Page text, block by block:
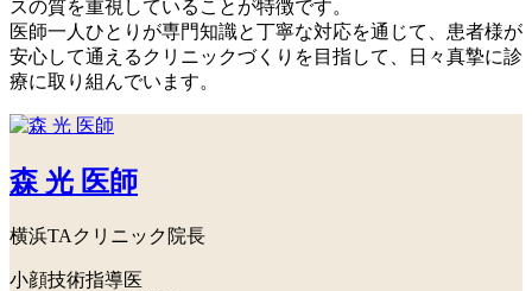
スの質を重視 していることが特徴です。
医師一人ひとりが専門知識と丁寧な対応を通じて、 患者様が
安心して通えるクリニックづくり を目指して、日々真摯に診
療に取り組んでいます。
森 光 医師
横浜TAクリニック院長
小顔技術指導医